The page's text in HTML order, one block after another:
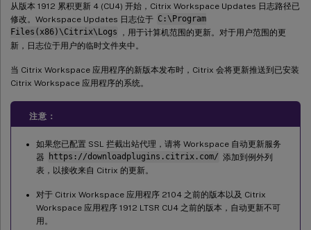
从版本 1912 累积更新 4 (CU4) 开始，Citrix Workspace Updates 日志路径已
修改。Workspace Updates 日志位于 C:\Program
Files(x86)\Citrix\Logs
，用于计算机范围的更新。对于用户范围的更
新，日志位于用户的临时文件夹中。
当 Citrix Workspace 应用程序的新版本发布时，Citrix 会将更新推送到已安装
Citrix Workspace 应用程序的系统。
注意：
如果您已配置 SSL 拦截出站代理，请将 Workspace 自动更新服务
器
https://downloadplugins.citrix.com/ 添加到例外列
表，以接收来自 Citrix 的更新。
对于 Citrix Workspace 应用程序 2104 之前的版本以及 Citrix
Workspace 应用程序 1912 LTSR CU4 之前的版本，自动更新不可
用。